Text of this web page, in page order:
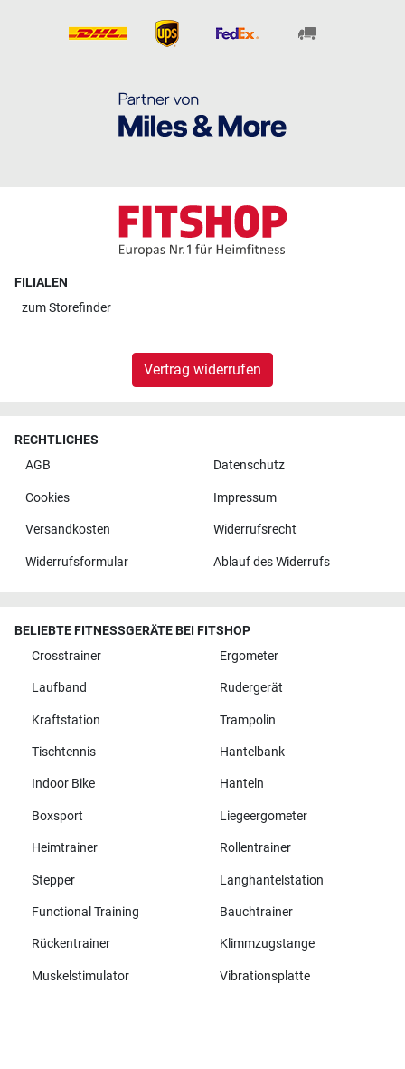
FILIALEN
zumStorefinder
Vertrag widerrufen
RECHTLICHES
AGB
Datenschutz
Cookies Impressum
Versandkosten Widerrufsrecht
Widerrufsformular Ablauf des Widerrufs
BELIEBTE FITNESSGERÄTE BEI FITSHOP
Crosstrainer
Ergometer
Laufband Rudergerät
Kraftstation Trampolin
Tischtennis Hantelbank
Indoor Bike Hanteln
Boxsport Liegeergometer
Heimtrainer Rollentrainer
Stepper Langhantelstation
Functional Training Bauchtrainer
Rückentrainer Klimmzugstange
Muskelstimulator Vibrationsplatte